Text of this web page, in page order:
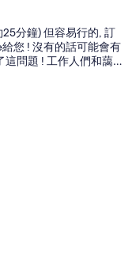
每
人
分鐘) 但容易行的, 訂
您 ! 沒有的話可能會有
這問題 ! 工作人們和藹